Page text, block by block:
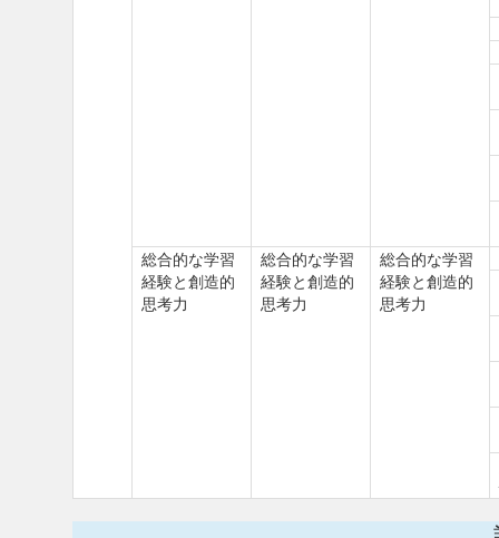
総合的な学習
経験と創造的
思考力
総合的な学習
経験と創造的
思考力
総合的な学習
経験と創造的
思考力